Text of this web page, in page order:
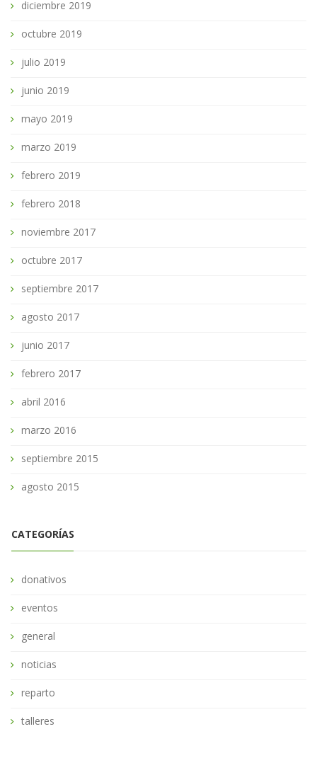
diciembre 2019
octubre 2019
julio 2019
junio 2019
mayo 2019
marzo 2019
febrero 2019
febrero 2018
noviembre 2017
octubre 2017
septiembre 2017
agosto 2017
junio 2017
febrero 2017
abril 2016
marzo 2016
septiembre 2015
agosto 2015
CATEGORÍAS
donativos
eventos
general
noticias
reparto
talleres